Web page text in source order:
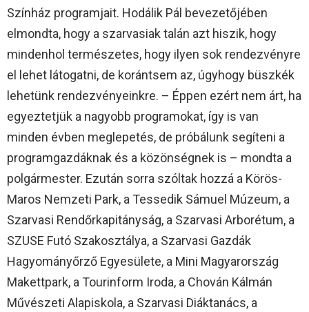
Színház programjait. Hodálik Pál bevezetőjében
elmondta, hogy a szarvasiak talán azt hiszik, hogy
mindenhol természetes, hogy ilyen sok rendezvényre
el lehet látogatni, de korántsem az, úgyhogy büszkék
lehetünk rendezvényeinkre. – Éppen ezért nem árt, ha
egyeztetjük a nagyobb programokat, így is van
minden évben meglepetés, de próbálunk segíteni a
programgazdáknak és a közönségnek is – mondta a
polgármester. Ezután sorra szóltak hozzá a Körös-
Maros Nemzeti Park, a Tessedik Sámuel Múzeum, a
Szarvasi Rendőrkapitányság, a Szarvasi Arborétum, a
SZUSE Futó Szakosztálya, a Szarvasi Gazdák
Hagyományőrző Egyesülete, a Mini Magyarország
Makettpark, a Tourinform Iroda, a Chován Kálmán
Művészeti Alapiskola, a Szarvasi Diáktanács, a